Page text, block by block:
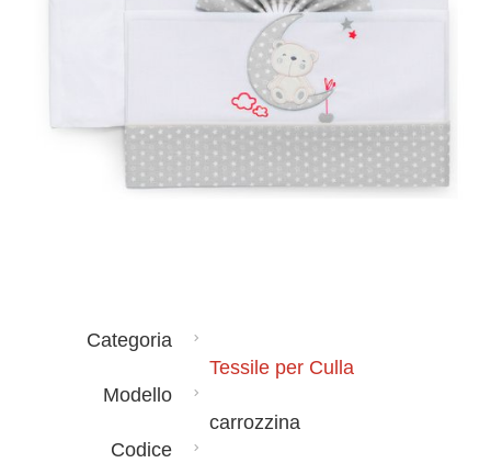
Categoria
Tessile per Culla
Modello
carrozzina
Codice